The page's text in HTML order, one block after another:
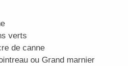
verts
de canne
ou Grand marnier